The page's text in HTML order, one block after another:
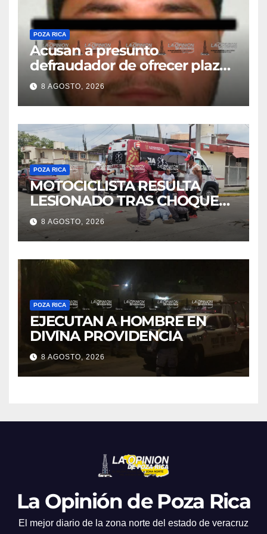
POZA RICA
Acusan a presunto
defraudador de ofrecer plazas
de maestros
8 AGOSTO, 2026
POZA RICA
MOTOCICLISTA RESULTA
LESIONADO TRAS CHOQUE
EN LA 27 DE SEPTIEMBRE
8 AGOSTO, 2026
POZA RICA
EJECUTAN A HOMBRE EN
DIVINA PROVIDENCIA
8 AGOSTO, 2026
La Opinión de Poza Rica
El mejor diario de la zona norte del estado de veracruz